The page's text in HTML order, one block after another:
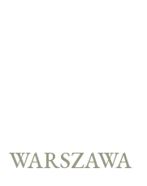
WARSZAWA